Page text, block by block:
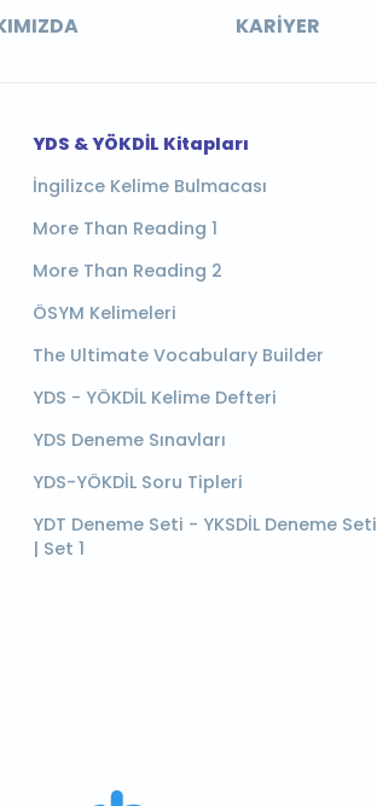
KARIYER
YDS & YÖKDİL Kitapları
İngilizce Kelime Bulmacası
More Than Reading 1
More Than Reading 2
ÖSYM Kelimeleri
The Ultimate Vocabulary Builder
YDS - YÖKDİL Kelime Defteri
YDS Deneme Sınavları
YDS-YÖKDİL Soru Tipleri
YDT Deneme Seti - YKSDİL Deneme Seti
| Set 1